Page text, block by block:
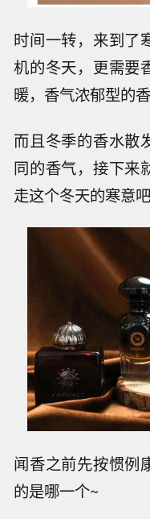
时间一转，来到了
机的冬天，更需要
暖，香气浓郁型的
而且冬季的香水散
同的香气，接下来
走这个冬天的寒意吧
闻香之前先按惯例
的是哪一个~